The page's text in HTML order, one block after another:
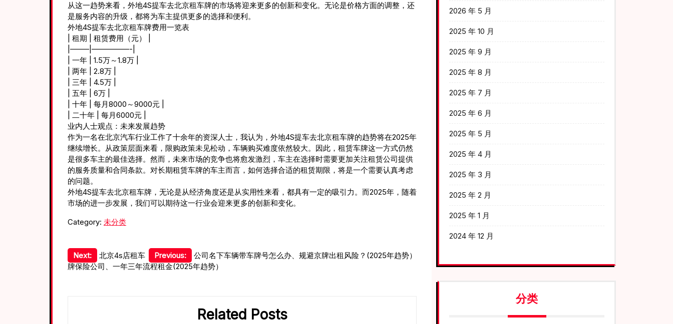
从这一趋势来看，外地4S提车去北京租车牌的市场将迎来更多的创新和变化。无论是价格方面的调整，还
是服务内容的升级，都将为车主提供更多的选择和便利。
外地4S提车去北京租车牌费用一览表
| 租期 | 租赁费用（元） |
|——–|—————-|
| 一年 | 1.5万～1.8万 |
| 两年 | 2.8万 |
| 三年 | 4.5万 |
| 五年 | 6万 |
| 十年 | 每月8000～9000元 |
| 二十年 | 每月6000元 |
业内人士观点：未来发展趋势
作为一名在北京汽车行业工作了十余年的资深人士，我认为，外地4S提车去北京租车牌的趋势将在2025年
继续增长。从政策层面来看，限购政策未见松动，车辆购买难度依然较大。因此，租赁车牌这一方式仍然
是很多车主的最佳选择。然而，未来市场的竞争也将愈发激烈，车主在选择时需要更加关注租赁公司提供
的服务质量和合同条款。对长期租赁车牌的车主而言，如何选择合适的租赁期限，将是一个需要认真考虑
的问题。
外地4S提车去北京租车牌，无论是从经济角度还是从实用性来看，都具有一定的吸引力。而2025年，随着
市场的进一步发展，我们可以期待这一行业会迎来更多的创新和变化。
Category: 未分类
文
Previous: 公司名下车辆带车牌号怎么办、规避京牌出租风险？(2025年趋势）
Next:
北京4s店租车
牌保险公司、一年三年流程租金(2025年趋势）
Related Posts
2026 年 5 月
2025 年 10 月
2025 年 9 月
2025 年 8 月
2025 年 7 月
2025 年 6 月
2025 年 5 月
2025 年 4 月
2025 年 3 月
2025 年 2 月
2025 年 1 月
2024 年 12 月
分类